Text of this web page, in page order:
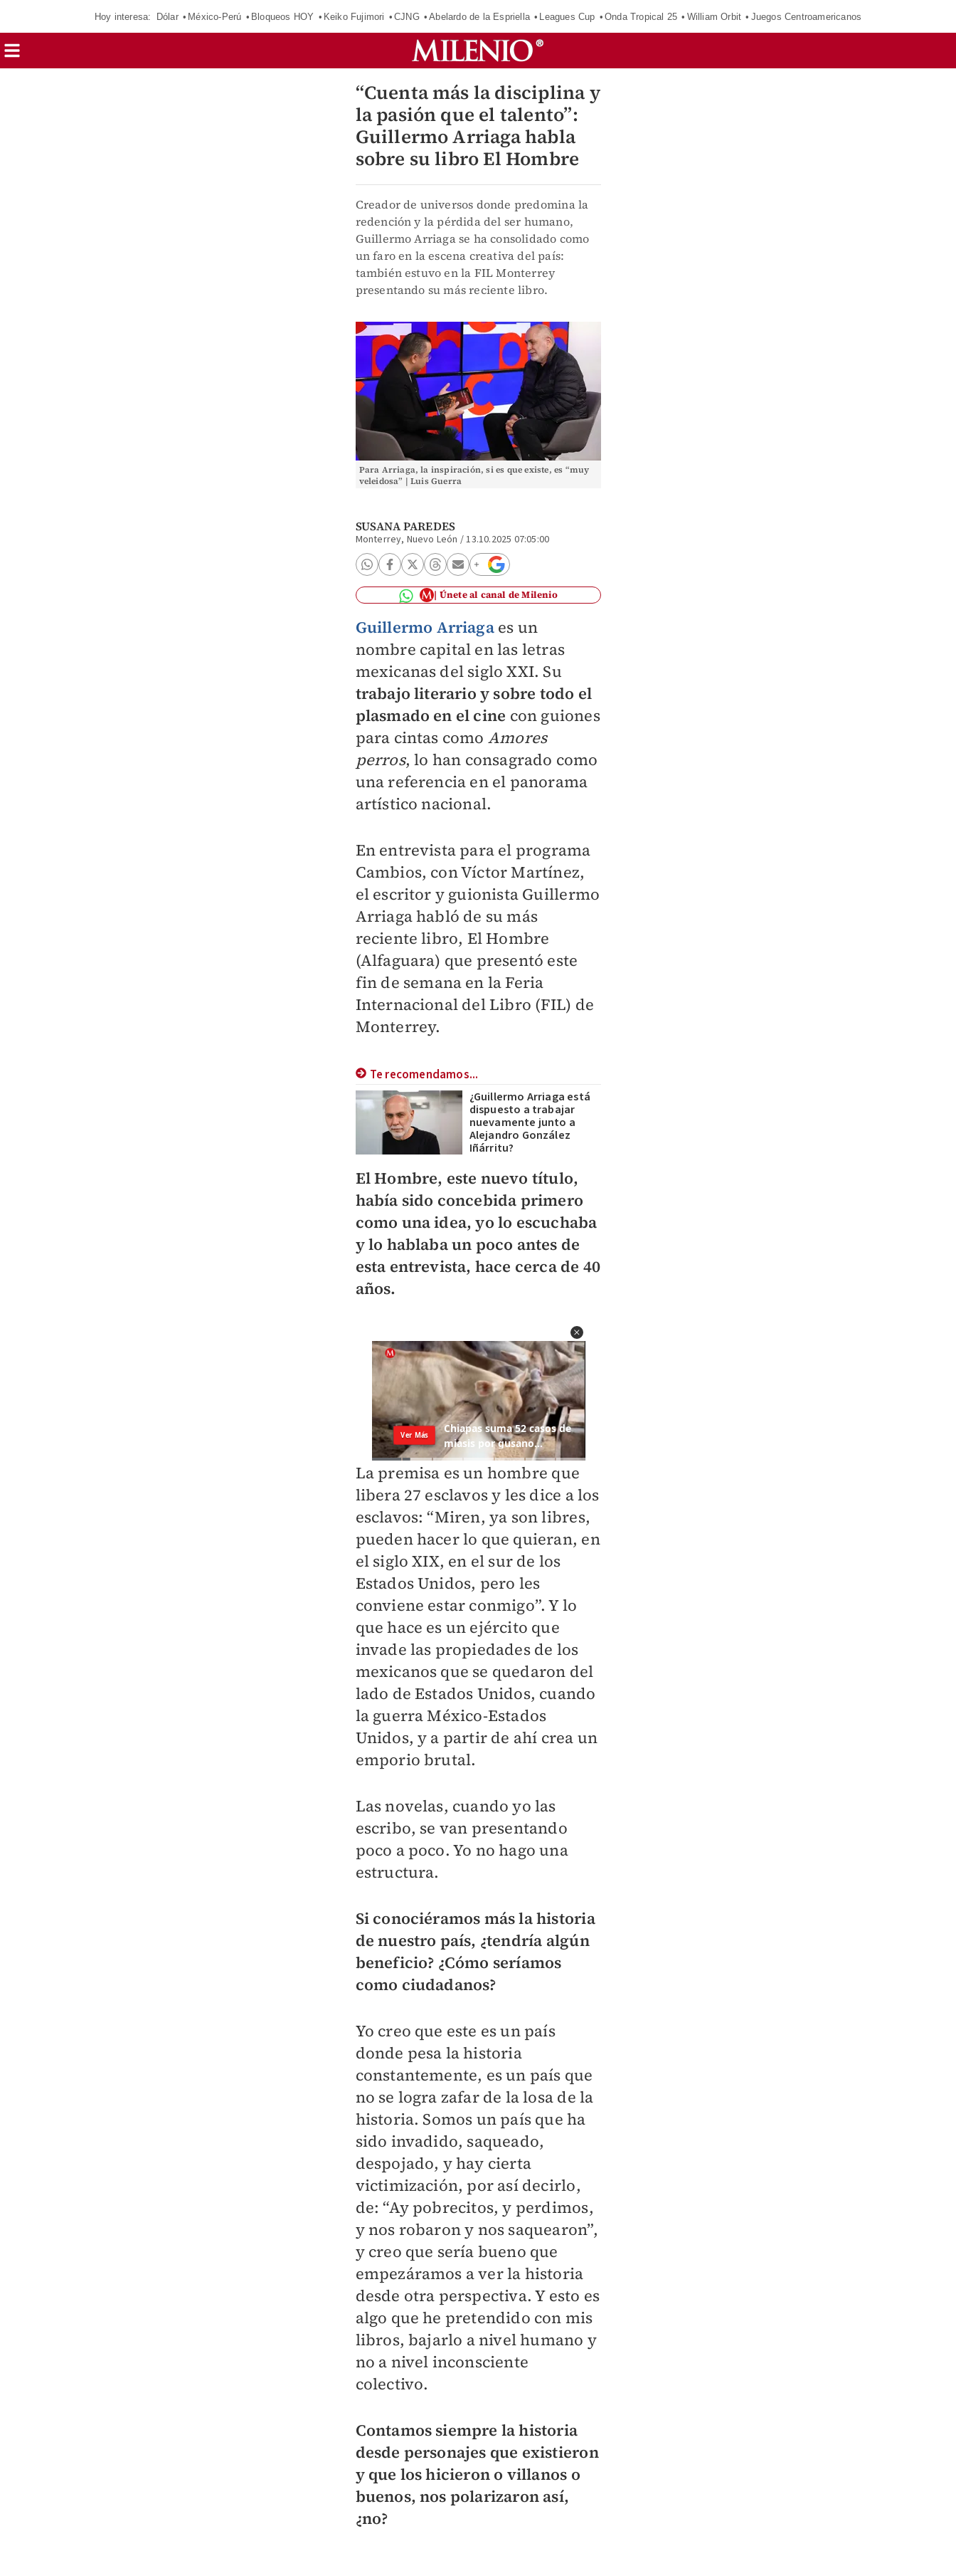
Hoy interesa: Dólar México-Perú Bloqueos HOY Keiko Fujimori CJNG Abelardo de la Espriella Leagues Cup Onda Tropical 25 William Orbit Juegos Centroamericanos
“Cuenta más la disciplina y
la pasión que el talento”:
Guillermo Arriaga habla
sobre su libro El Hombre
Creador de universos donde predomina la
redención y la pérdida del ser humano,
Guillermo Arriaga se ha consolidado como
un faro en la escena creativa del país:
también estuvo en la FIL Monterrey
presentando su más reciente libro.
Para Arriaga, la inspiración, si es que existe, es “muy
veleidosa” | Luis Guerra
SUSANA PAREDES
Monterrey, Nuevo León /13.10.2025 07:05:00
Únete al canal de Milenio
Guillermo Arriagaes un
nombre capital en las letras
mexicanas del siglo XXI. Su
trabajo literario y sobre todo el
plasmado en el cine con guiones
para cintas como Amores
perros, lo han consagrado como
una referencia en el panorama
artístico nacional.
En entrevista para el programa
Cambios, con Víctor Martínez,
el escritor y guionista Guillermo
Arriaga habló de su más
reciente libro, El Hombre
(Alfaguara) que presentó este
fin de semana en la Feria
Internacional del Libro (FIL) de
Monterrey.
Te recomendamos...
¿Guillermo Arriaga está
dispuesto a trabajar
nuevamente junto a
Alejandro González
Iñárritu?
El Hombre, este nuevo título,
había sido concebida primero
como una idea, yo lo escuchaba
y lo hablaba un poco antes de
esta entrevista, hace cerca de 40
años.
La premisa es un hombre que
libera 27 esclavos y les dice a los
esclavos: “Miren, ya son libres,
pueden hacer lo que quieran, en
el siglo XIX, en el sur de los
Estados Unidos, pero les
conviene estar conmigo”. Y lo
que hace es un ejército que
invade las propiedades de los
mexicanos que se quedaron del
lado de Estados Unidos, cuando
la guerra México-Estados
Unidos, y a partir de ahí crea un
emporio brutal.
Las novelas, cuando yo las
escribo, se van presentando
poco a poco. Yo no hago una
estructura.
Si conociéramos más la historia
de nuestro país, ¿tendría algún
beneficio? ¿Cómo seríamos
como ciudadanos?
Yo creo que este es un país
donde pesa la historia
constantemente, es un país que
no se logra zafar de la losa de la
historia. Somos un país que ha
sido invadido, saqueado,
despojado, y hay cierta
victimización, por así decirlo,
de: “Ay pobrecitos, y perdimos,
y nos robaron y nos saquearon”,
y creo que sería bueno que
empezáramos a ver la historia
desde otra perspectiva. Y esto es
algo que he pretendido con mis
libros, bajarlo a nivel humano y
no a nivel inconsciente
colectivo.
Contamos siempre la historia
desde personajes que existieron
y que los hicieron o villanos o
buenos, nos polarizaron así,
¿no?